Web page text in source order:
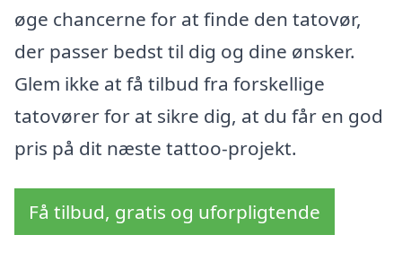
øge chancerne for at finde den tatovør,
der passer bedst til dig og dine ønsker.
Glem ikke at få tilbud fra forskellige
tatovører for at sikre dig, at du får en god
pris på dit næste tattoo-projekt.
Få tilbud, gratis og uforpligtende